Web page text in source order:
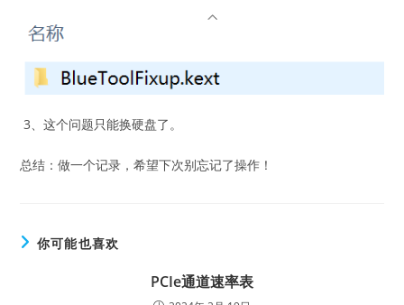
3、这个问题只能换硬盘了。
总结：做一个记录，希望下次别忘记了操作！
你可能也喜欢
PCIe通道速率表